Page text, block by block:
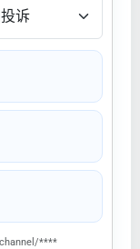
****